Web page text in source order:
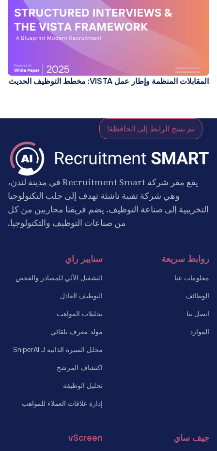
المقابلات المنظمة وإطار عمل VISTA: مخطط التوظيف الحديث
تم نسخ الرابط إلى الحافظة!
يقع مقر شركة Recruitment Smart في مدينة لندن،
وهي شركة تقنية ناشئة تهدف إلى جلب التكنولوجيا
التخريبية إلى صناعة التوظيف. يضم فريقنا محاربين من كل
من صناعات التوظيف والتكنولوجيا.
روابط سريعة
معلومات عنا
الوظائف
اتصل بنا
الموارد
سنايبر راي
التشغيل الآلي للمصادر والفحص
التوظيف العادل
تحليلات المواهب
مولد معرف تلقائي
محلل السيرة الذاتية لـ SniperAI
اكتشاف المرشح
تحليل الوظيفة
إدارة علاقات العملاء للمواهب
جيف ساي vScreen